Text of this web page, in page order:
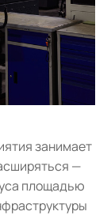
занимает
—
площадью